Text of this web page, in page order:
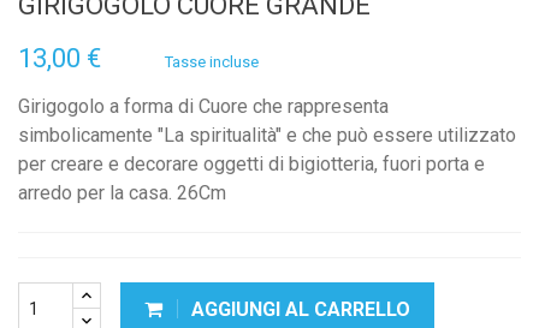
13,00 €
Tasse incluse
Girigogolo a forma di Cuore che rappresenta
simbolicamente "La spiritualità" e che può essere utilizzato
per creare e decorare oggetti di bigiotteria, fuori porta e
arredo per la casa. 26Cm
AGGIUNGI AL CARRELLO